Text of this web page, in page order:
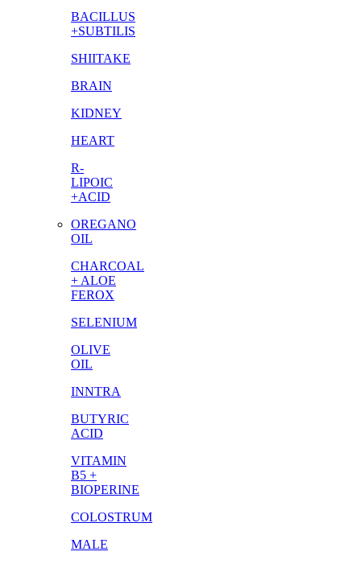
BACILLUS
+SUBTILIS
SHIITAKE
BRAIN
KIDNEY
HEART
R-
LIPOIC
+ACID
OREGANO
OIL
CHARCOAL
+ ALOE
FEROX
SELENIUM
OLIVE
OIL
INNTRA
BUTYRIC
ACID
VITAMIN
B5 +
BIOPERINE
COLOSTRUM
MALE